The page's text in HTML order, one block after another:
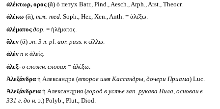
ἀλέκτωρ, ορος(ᾰ) ὁ петух Batr., Pind., Aesch., Arph., Arst., Theocr.
ἀλέκω (ᾰ), тж. med. Soph., Her., Xen., Anth. = ἀλέξω.
ἀλέματος дор. = ἠλέματος.
ἄλεν(ᾰ) эп. 3 л. pl. aor. pass. кεἴλλω.
ἀλέν n кἀλείς.
ἀλεξ- в сложн. словах= ἀλέξω.
Ἀλεξάνδρα ἡ Александра (второе имя Кассандры, дочери Приама) Luc.
Ἀλεξάνδρεια ἡ Александрия (город в устье зап. рукава Нила, основан в
331 г. до н. э.) Polyb., Plut., Diod.